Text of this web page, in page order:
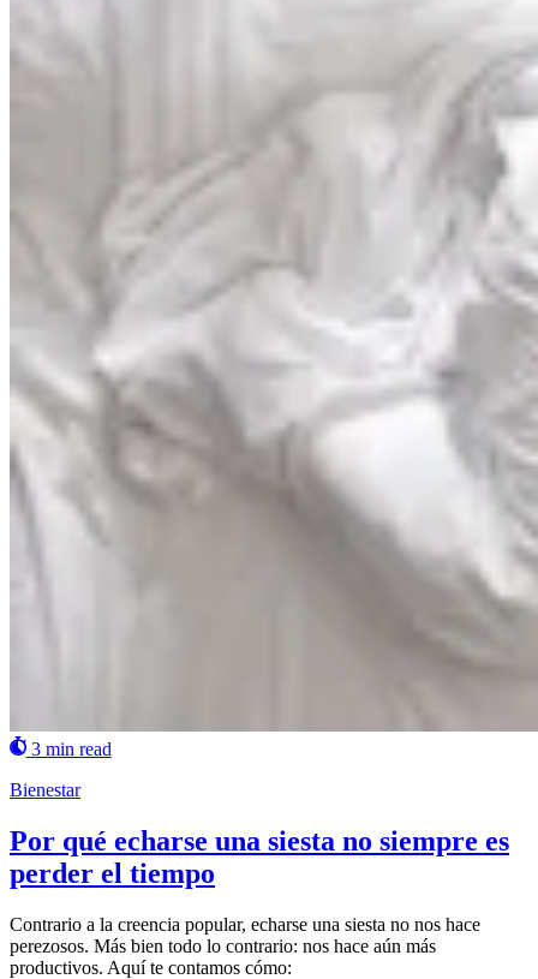
3 min read
Bienestar
Por qué echarse una siesta no siempre es
perder el tiempo
Contrario a la creencia popular, echarse una siesta no nos hace
perezosos. Más bien todo lo contrario: nos hace aún más
productivos. Aquí te contamos cómo: